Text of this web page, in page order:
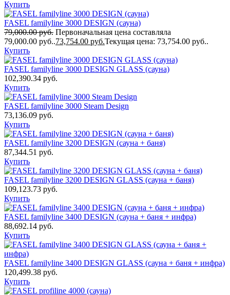
Купить
FASEL familyline 3000 DESIGN (сауна)
79,000.00руб. Первоначальная цена составляла
79,000.00 руб..73,754.00 руб.Текущая цена: 73,754.00 руб..
Купить
FASEL familyline 3000 DESIGN GLASS (сауна)
102,390.34 руб.
Купить
FASEL familyline 3000 Steam Design
73,136.09 руб.
Купить
FASEL familyline 3200 DESIGN (сауна + баня)
87,344.51 руб.
Купить
FASEL familyline 3200 DESIGN GLASS (сауна + баня)
109,123.73 руб.
Купить
FASEL familyline 3400 DESIGN (сауна + баня + инфра)
88,692.14 руб.
Купить
FASEL familyline 3400 DESIGN GLASS (сауна + баня + инфра)
120,499.38 руб.
Купить